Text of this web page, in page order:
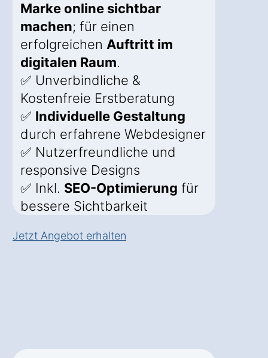
Marke online sichtbar
machen; für einen
erfolgreichen Auftritt im
digitalen Raum.
✅ Unverbindliche &
Kostenfreie Erstberatung
✅ Individuelle Gestaltung
durch erfahrene Webdesigner
✅ Nutzerfreundliche und
responsive Designs
✅ Inkl. SEO-Optimierung für
bessere Sichtbarkeit
Jetzt Angebot erhalten